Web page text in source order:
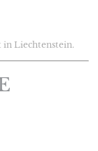
in Liechtenstein.